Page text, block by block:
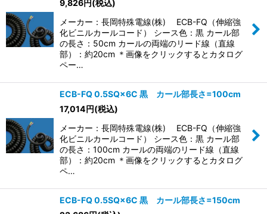
9,826円(税込)
メーカー：長岡特殊電線(株) ECB-FQ（伸縮強
化ビニルカールコード） シース色：黒 カール部
の長さ：50cm カールの両端のリード線（直線
部）：約20cm ＊画像をクリックするとカタログ
ペー…
ECB-FQ 0.5SQ×6C 黒 カール部長さ=100cm
17,014円(税込)
メーカー：長岡特殊電線(株) ECB-FQ（伸縮強
化ビニルカールコード） シース色：黒 カール部
の長さ：100cm カールの両端のリード線（直線
部）：約20cm ＊画像をクリックするとカタログ
ペ…
ECB-FQ 0.5SQ×6C 黒 カール部長さ=150cm